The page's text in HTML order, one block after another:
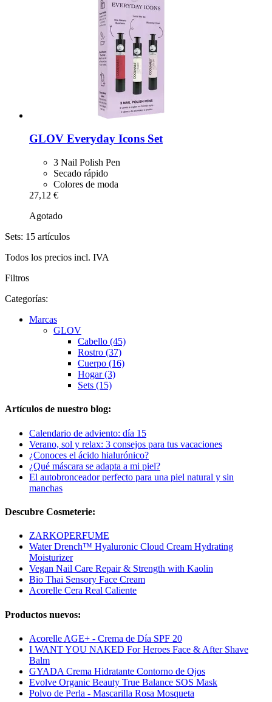
GLOV Everyday Icons Set
3 Nail Polish Pen
Secado rápido
Colores de moda
27,12 €
Agotado
Sets: 15 artículos
Todos los precios incl. IVA
Filtros
Categorías:
Marcas
GLOV
Cabello (45)
Rostro (37)
Cuerpo (16)
Hogar (3)
Sets (15)
Artículos de nuestro blog:
Calendario de adviento: día 15
Verano, sol y relax: 3 consejos para tus vacaciones
¿Conoces el ácido hialurónico?
¿Qué máscara se adapta a mi piel?
El autobronceador perfecto para una piel natural y sin
manchas
Descubre Cosmeterie:
ZARKOPERFUME
Water Drench™ Hyaluronic Cloud Cream Hydrating
Moisturizer
Vegan Nail Care Repair & Strength with Kaolin
Bio Thai Sensory Face Cream
Acorelle Cera Real Caliente
Productos nuevos:
Acorelle AGE+ - Crema de Día SPF 20
I WANT YOU NAKED For Heroes Face & After Shave
Balm
GYADA Crema Hidratante Contorno de Ojos
Evolve Organic Beauty True Balance SOS Mask
Polvo de Perla - Mascarilla Rosa Mosqueta